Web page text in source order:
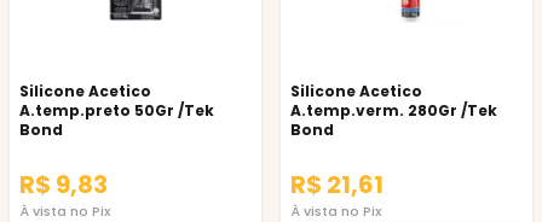
Silicone Acetico
A.temp.preto 50Gr /Tek
Bond
R$ 9,83
À vista no Pix
Silicone Acetico
A.temp.verm. 280Gr /Tek
Bond
R$ 21,61
À vista no Pix